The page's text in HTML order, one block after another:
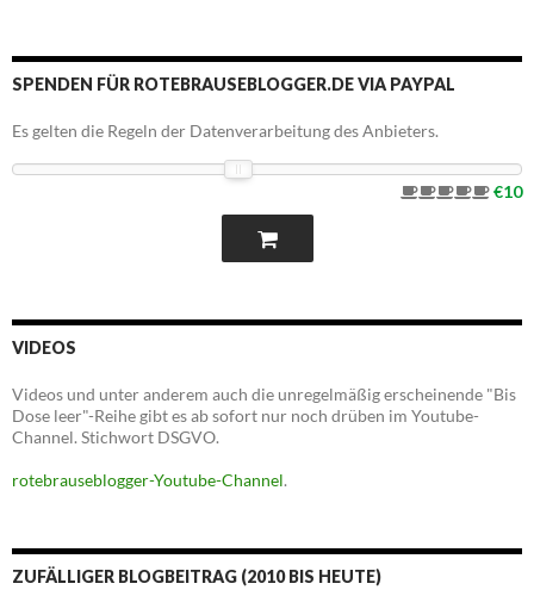
SPENDEN FÜR ROTEBRAUSEBLOGGER.DE VIA PAYPAL
Es gelten die Regeln der Datenverarbeitung des Anbieters.
€10
VIDEOS
Videos und unter anderem auch die unregelmäßig erscheinende "Bis
Dose leer"-Reihe gibt es ab sofort nur noch drüben im Youtube-
Channel. Stichwort DSGVO.
rotebrauseblogger-Youtube-Channel.
ZUFÄLLIGER BLOGBEITRAG (2010 BIS HEUTE)